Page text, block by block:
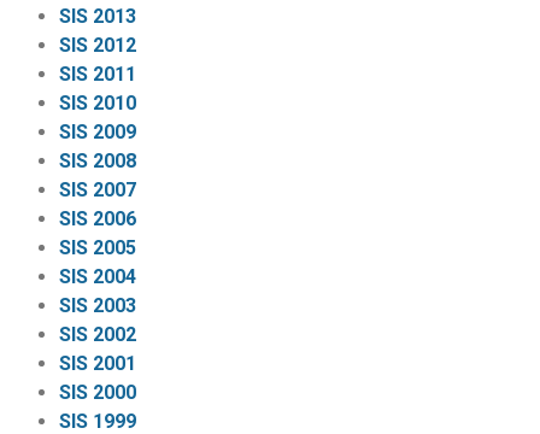
SIS 2013
SIS 2012
SIS 2011
SIS 2010
SIS 2009
SIS 2008
SIS 2007
SIS 2006
SIS 2005
SIS 2004
SIS 2003
SIS 2002
SIS 2001
SIS 2000
SIS 1999